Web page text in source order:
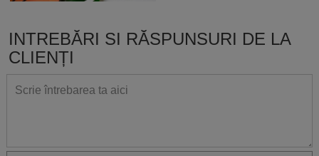
INTREBĂRI SI RĂSPUNSURI DE LA
CLIENȚI